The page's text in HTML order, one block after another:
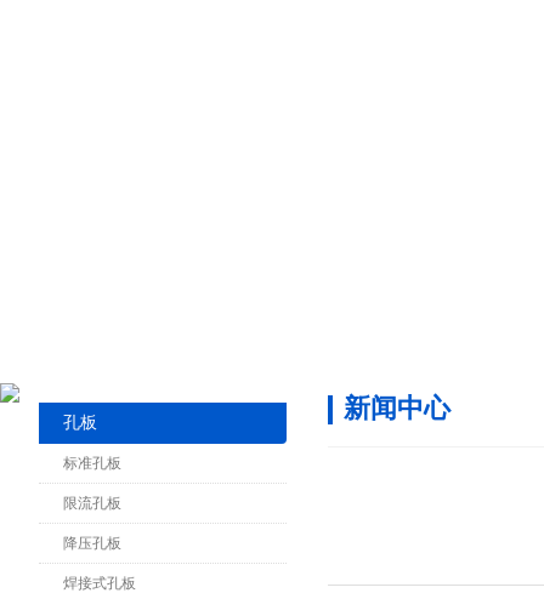
孔板
标准孔板
限流孔板
降压孔板
焊接式孔板
新闻中心